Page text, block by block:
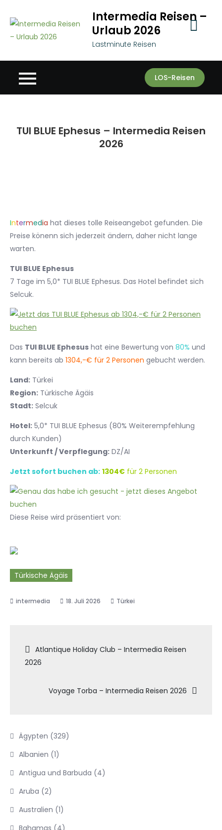
content
Intermedia Reisen –
Urlaub 2026
Lastminute Reisen
LOS-Reisen
TUI BLUE Ephesus – Intermedia Reisen
2026
Intermedia hat dieses tolle Reiseangebot gefunden. Die
Preise könenn sich jederzeit ändern, daher nicht lange
warten.
TUI BLUE Ephesus
7 Tage im 5,0* TUI BLUE Ephesus. Das Hotel befindet sich
Selcuk.
Das TUI BLUE Ephesus hat eine Bewertung von 80% und
kann bereits ab 1304,-€ für 2 Personen gebucht werden.
Land: Türkei
Region: Türkische Ägäis
Stadt: Selcuk
Hotel: 5,0* TUI BLUE Ephesus (80% Weiterempfehlung
durch Kunden)
Unterkunft / Verpflegung: DZ/AI
Jetzt sofort buchen ab: 1304€ für 2 Personen
Diese Reise wird präsentiert von:
Türkische Ägäis
18. Juli 2026 Türkei
Beitragsnavigation
Atlantique Holiday Club – Intermedia Reisen
2026
Voyage Torba – Intermedia Reisen 2026
Ägypten (329)
Albanien (1)
Antigua und Barbuda (4)
Aruba (2)
Australien (1)
Bahamas (4)